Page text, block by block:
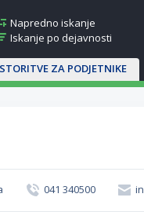
Napredno iskanje
Iskanje po dejavnosti
STORITVE ZA PODJETNIKE
041 340500